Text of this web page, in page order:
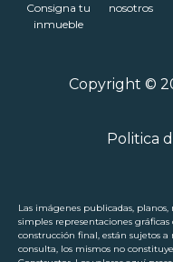
Consigna tu
inmueble
nosotros
Copyright ©
Politica
Las imágenes publicadas,
simples representaciones
construcción final, están sujetos
consulta, los mismos no